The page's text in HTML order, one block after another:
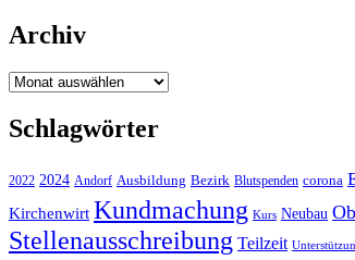
Archiv
Archiv
Schlagwörter
2022 2024 Andorf Ausbildung Bezirk Blutspenden corona
Kirchenwirt Kundmachung Kurs Neubau
Stellenausschreibung Teilzeit